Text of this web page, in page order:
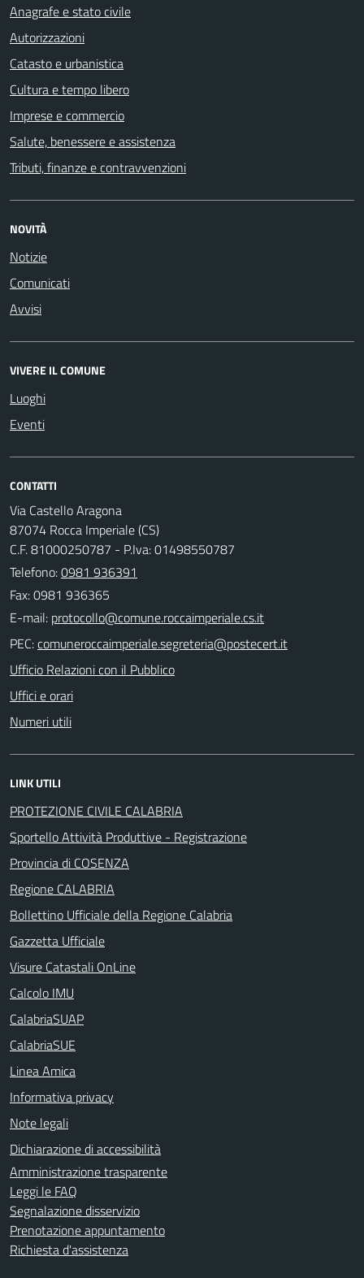
Anagrafe e stato civile
Autorizzazioni
Catasto e urbanistica
Cultura e tempo libero
Imprese e commercio
Salute, benessere e assistenza
Tributi, finanze e contravvenzioni
NOVITÀ
Notizie
Comunicati
Avvisi
VIVERE IL COMUNE
Luoghi
Eventi
CONTATTI
Via Castello Aragona
87074 Rocca Imperiale (CS)
C.F. 81000250787 - P.Iva: 01498550787
Telefono:0981 936391
Fax: 0981 936365
E-mail:
PEC:
Ufficio Relazioni con il Pubblico
Uffici e orari
Numeri utili
LINK UTILI
PROTEZIONE CIVILE CALABRIA
Sportello Attività Produttive - Registrazione
Provincia di COSENZA
Regione CALABRIA
Bollettino Ufficiale della Regione Calabria
Gazzetta Ufficiale
Visure Catastali OnLine
Calcolo IMU
CalabriaSUAP
CalabriaSUE
Linea Amica
Informativa privacy
Note legali
Dichiarazione di accessibilità
Amministrazione trasparente
Leggi le FAQ
Segnalazione disservizio
Prenotazione appuntamento
Richiesta d'assistenza